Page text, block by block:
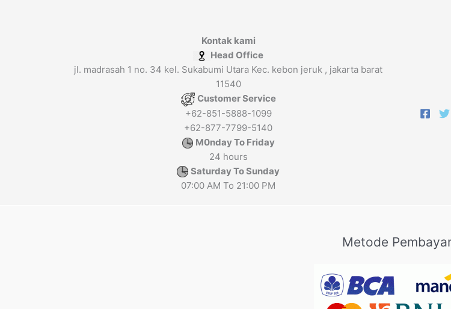
Kontak kami
Head Office
jl. madrasah 1 no. 34 kel. Sukabumi Utara Kec. kebon jeruk , jakarta barat
11540
Customer Service
+62-851-5888-1099
+62-877-7799-5140
M0nday To Friday
24 hours
Saturday To Sunday
07:00 AM To 21:00 PM
Metode